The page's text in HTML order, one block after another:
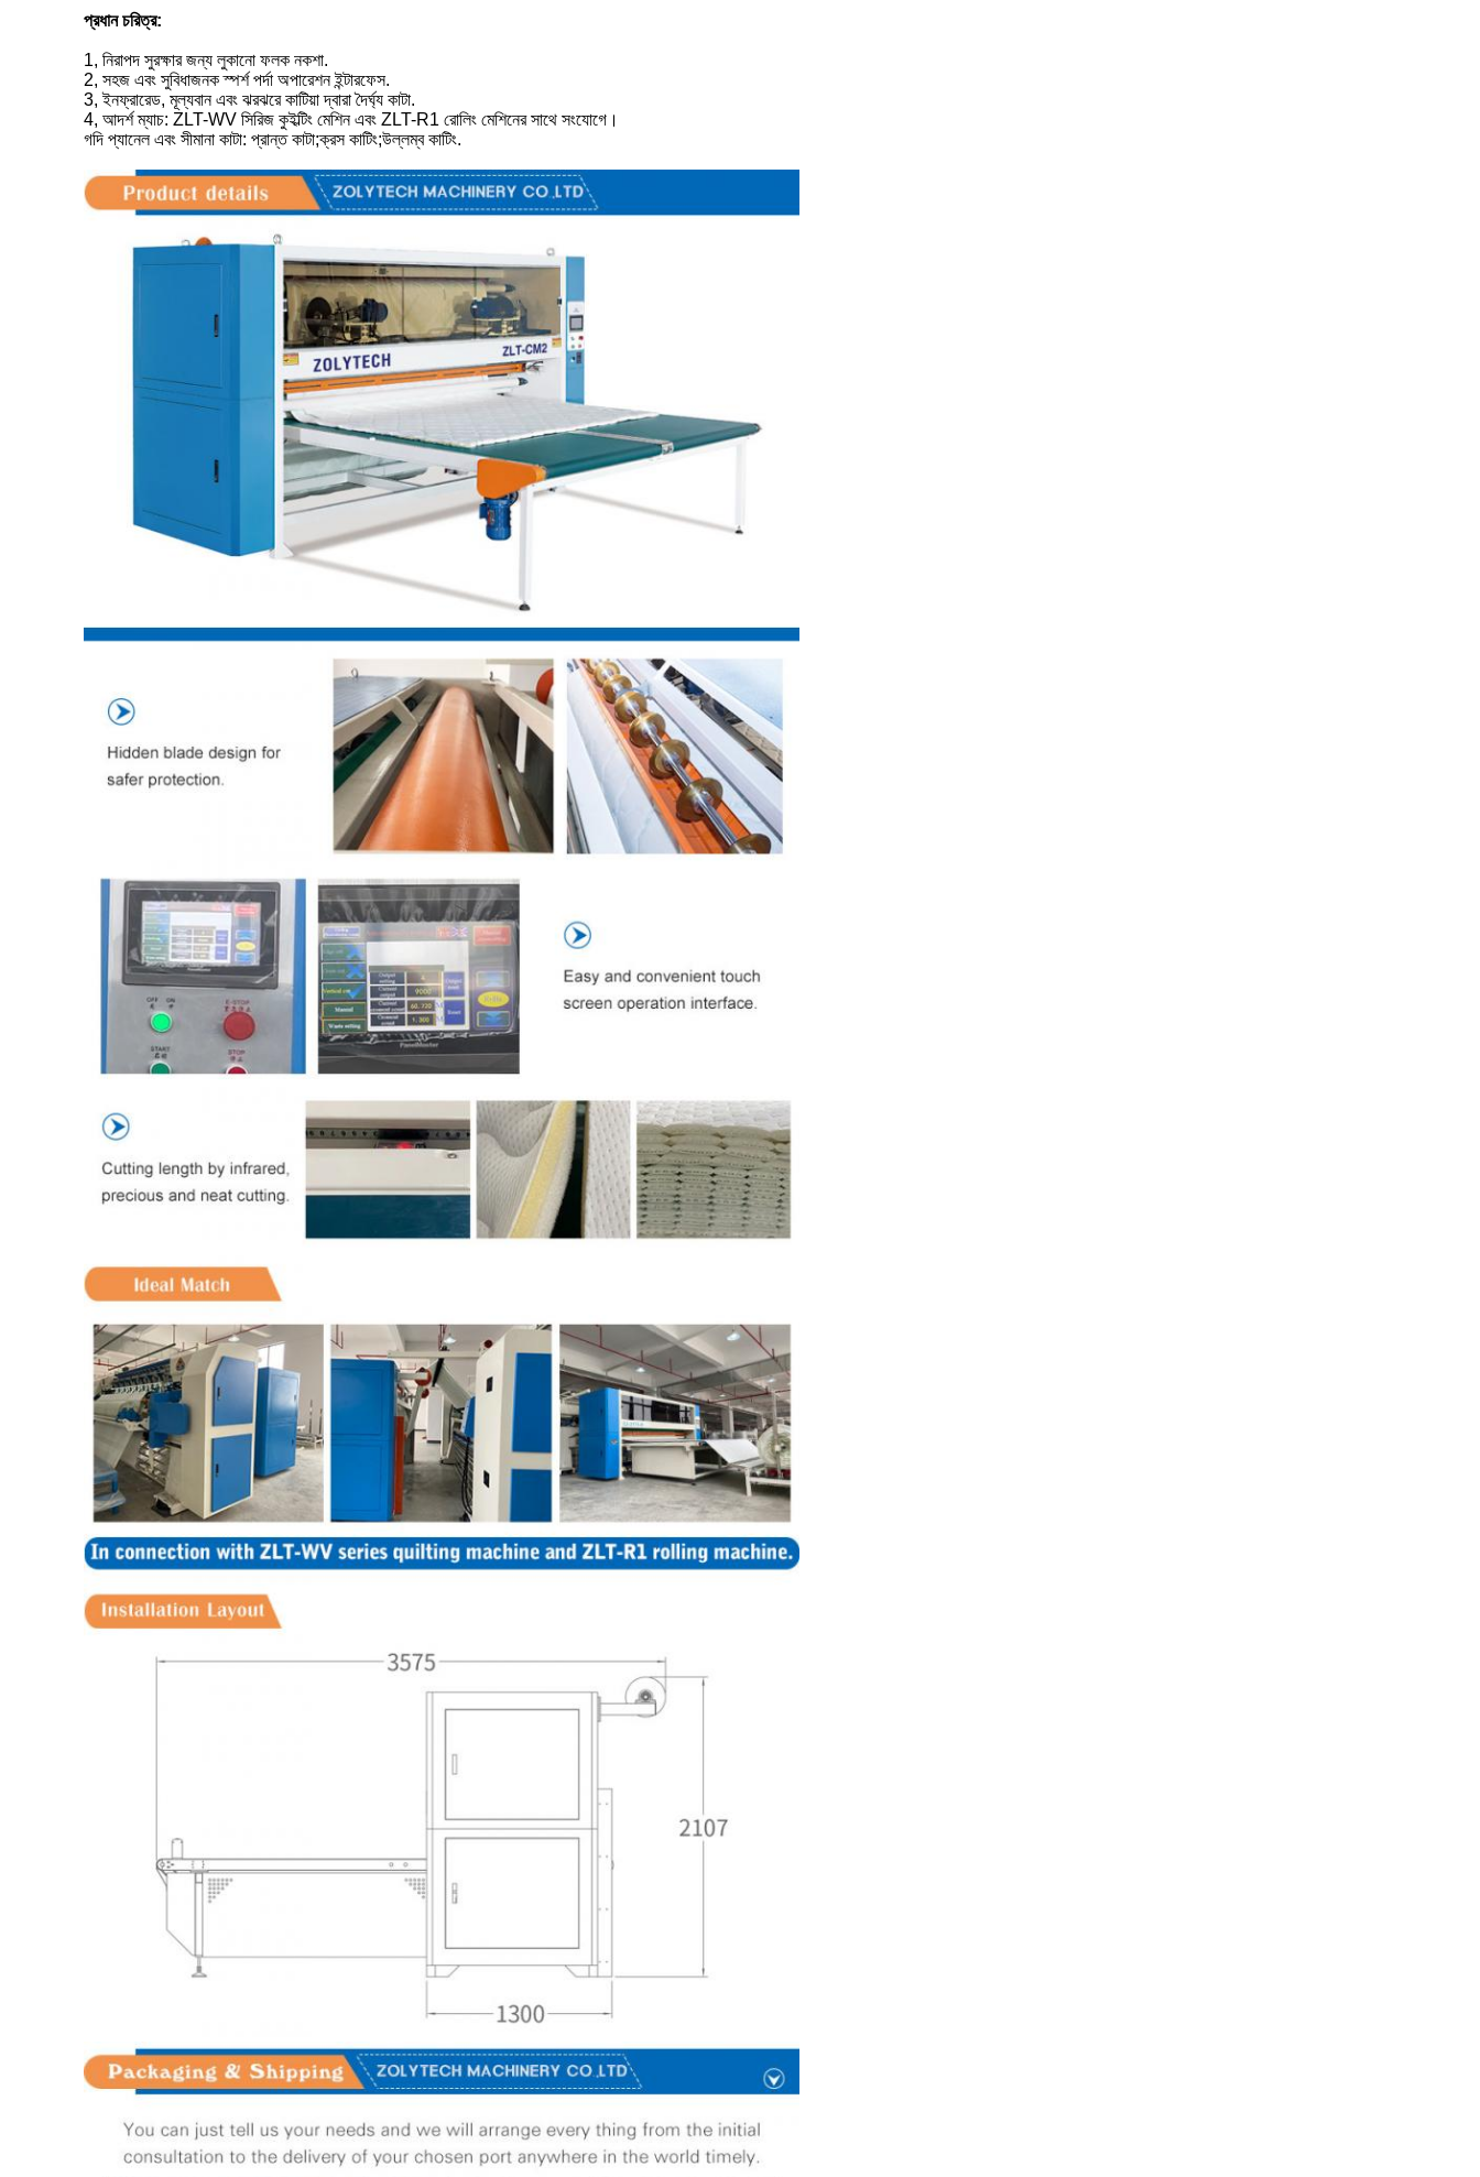
প্রধান চরিত্র:
1, নিরাপদ সুরক্ষার জন্য লুকানো ফলক নকশা.
2, সহজ এবং সুবিধাজনক স্পর্শ পর্দা অপারেশন ইন্টারফেস.
3, ইনফ্রারেড, মূল্যবান এবং ঝরঝরে কাটিয়া দ্বারা দৈর্ঘ্য কাটা.
4, আদর্শ ম্যাচ: ZLT-WV সিরিজ কুইল্টিং মেশিন এবং ZLT-R1 রোলিং মেশিনের সাথে সংযোগে।
গদি প্যানেল এবং সীমানা কাটা: প্রান্ত কাটা;ক্রস কাটিং;উল্লম্ব কাটিং.